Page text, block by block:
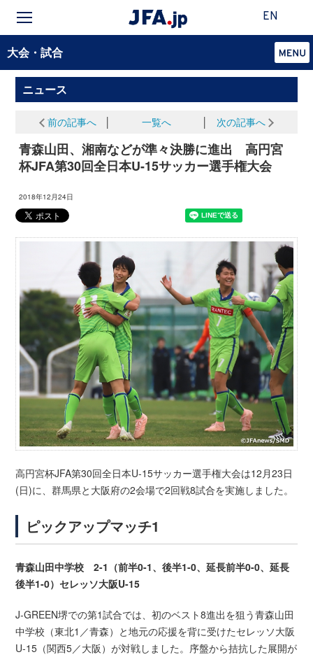
EN
大会・試合
ニュース
前の記事へ 一覧へ 次の記事へ
青森山田、湘南などが準々決勝に進出 高円宮
杯JFA第30回全日本U-15サッカー選手権大会
2018年12月24日
高円宮杯JFA第30回全日本U-15サッカー選手権大会は12月23日
(日)に、群馬県と大阪府の2会場で2回戦8試合を実施しました。
ピックアップマッチ1
青森山田中学校 2-1（前半0-1、後半1-0、延長前半0-0、延長
後半1-0）セレッソ大阪U-15
J-GREEN堺での第1試合では、初のベスト8進出を狙う青森山田
中学校（東北1／青森）と地元の応援を背に受けたセレッソ大阪
U-15（関西5／大阪）が対戦しました。序盤から拮抗した展開が